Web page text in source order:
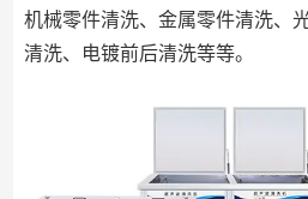
机械零件清洗、金属零件清洗、
清洗、电镀前后清洗等等。